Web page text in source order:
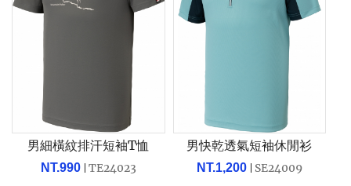
男細橫紋排汗短袖T恤
NT.990 TE24023
男快乾透氣短袖休閒衫
NT.1,200 SE24009